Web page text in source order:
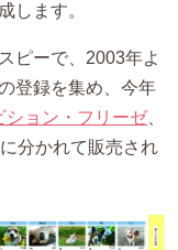
します。
ピーで、2003年よ
登録を集め、今年
ション・フリーゼ
分かれて販売され